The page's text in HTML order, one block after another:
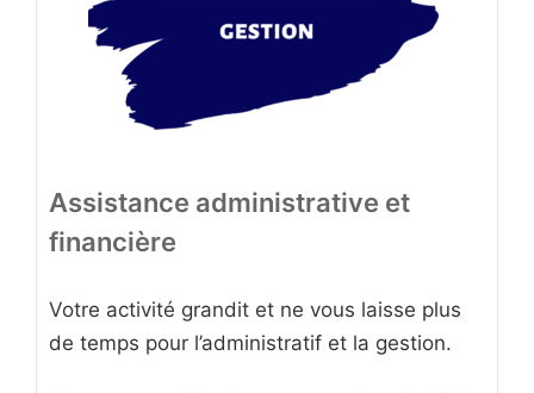
Assistance administrative et
financière
Votre activité grandit et ne vous laisse plus
de temps pour l’administratif et la gestion.